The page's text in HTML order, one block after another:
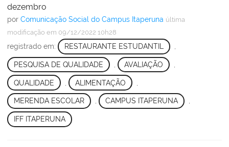
dezembro
por Comunicação Social do Campus Itaperuna última
modificação em 09/12/2022 10h28
registrado em: RESTAURANTE ESTUDANTIL ,
PESQUISA DE QUALIDADE AVALIAÇÃO
QUALIDADE ALIMENTAÇÃO
MERENDA ESCOLAR , CAMPUS ITAPERUNA ,
IFF ITAPERUNA